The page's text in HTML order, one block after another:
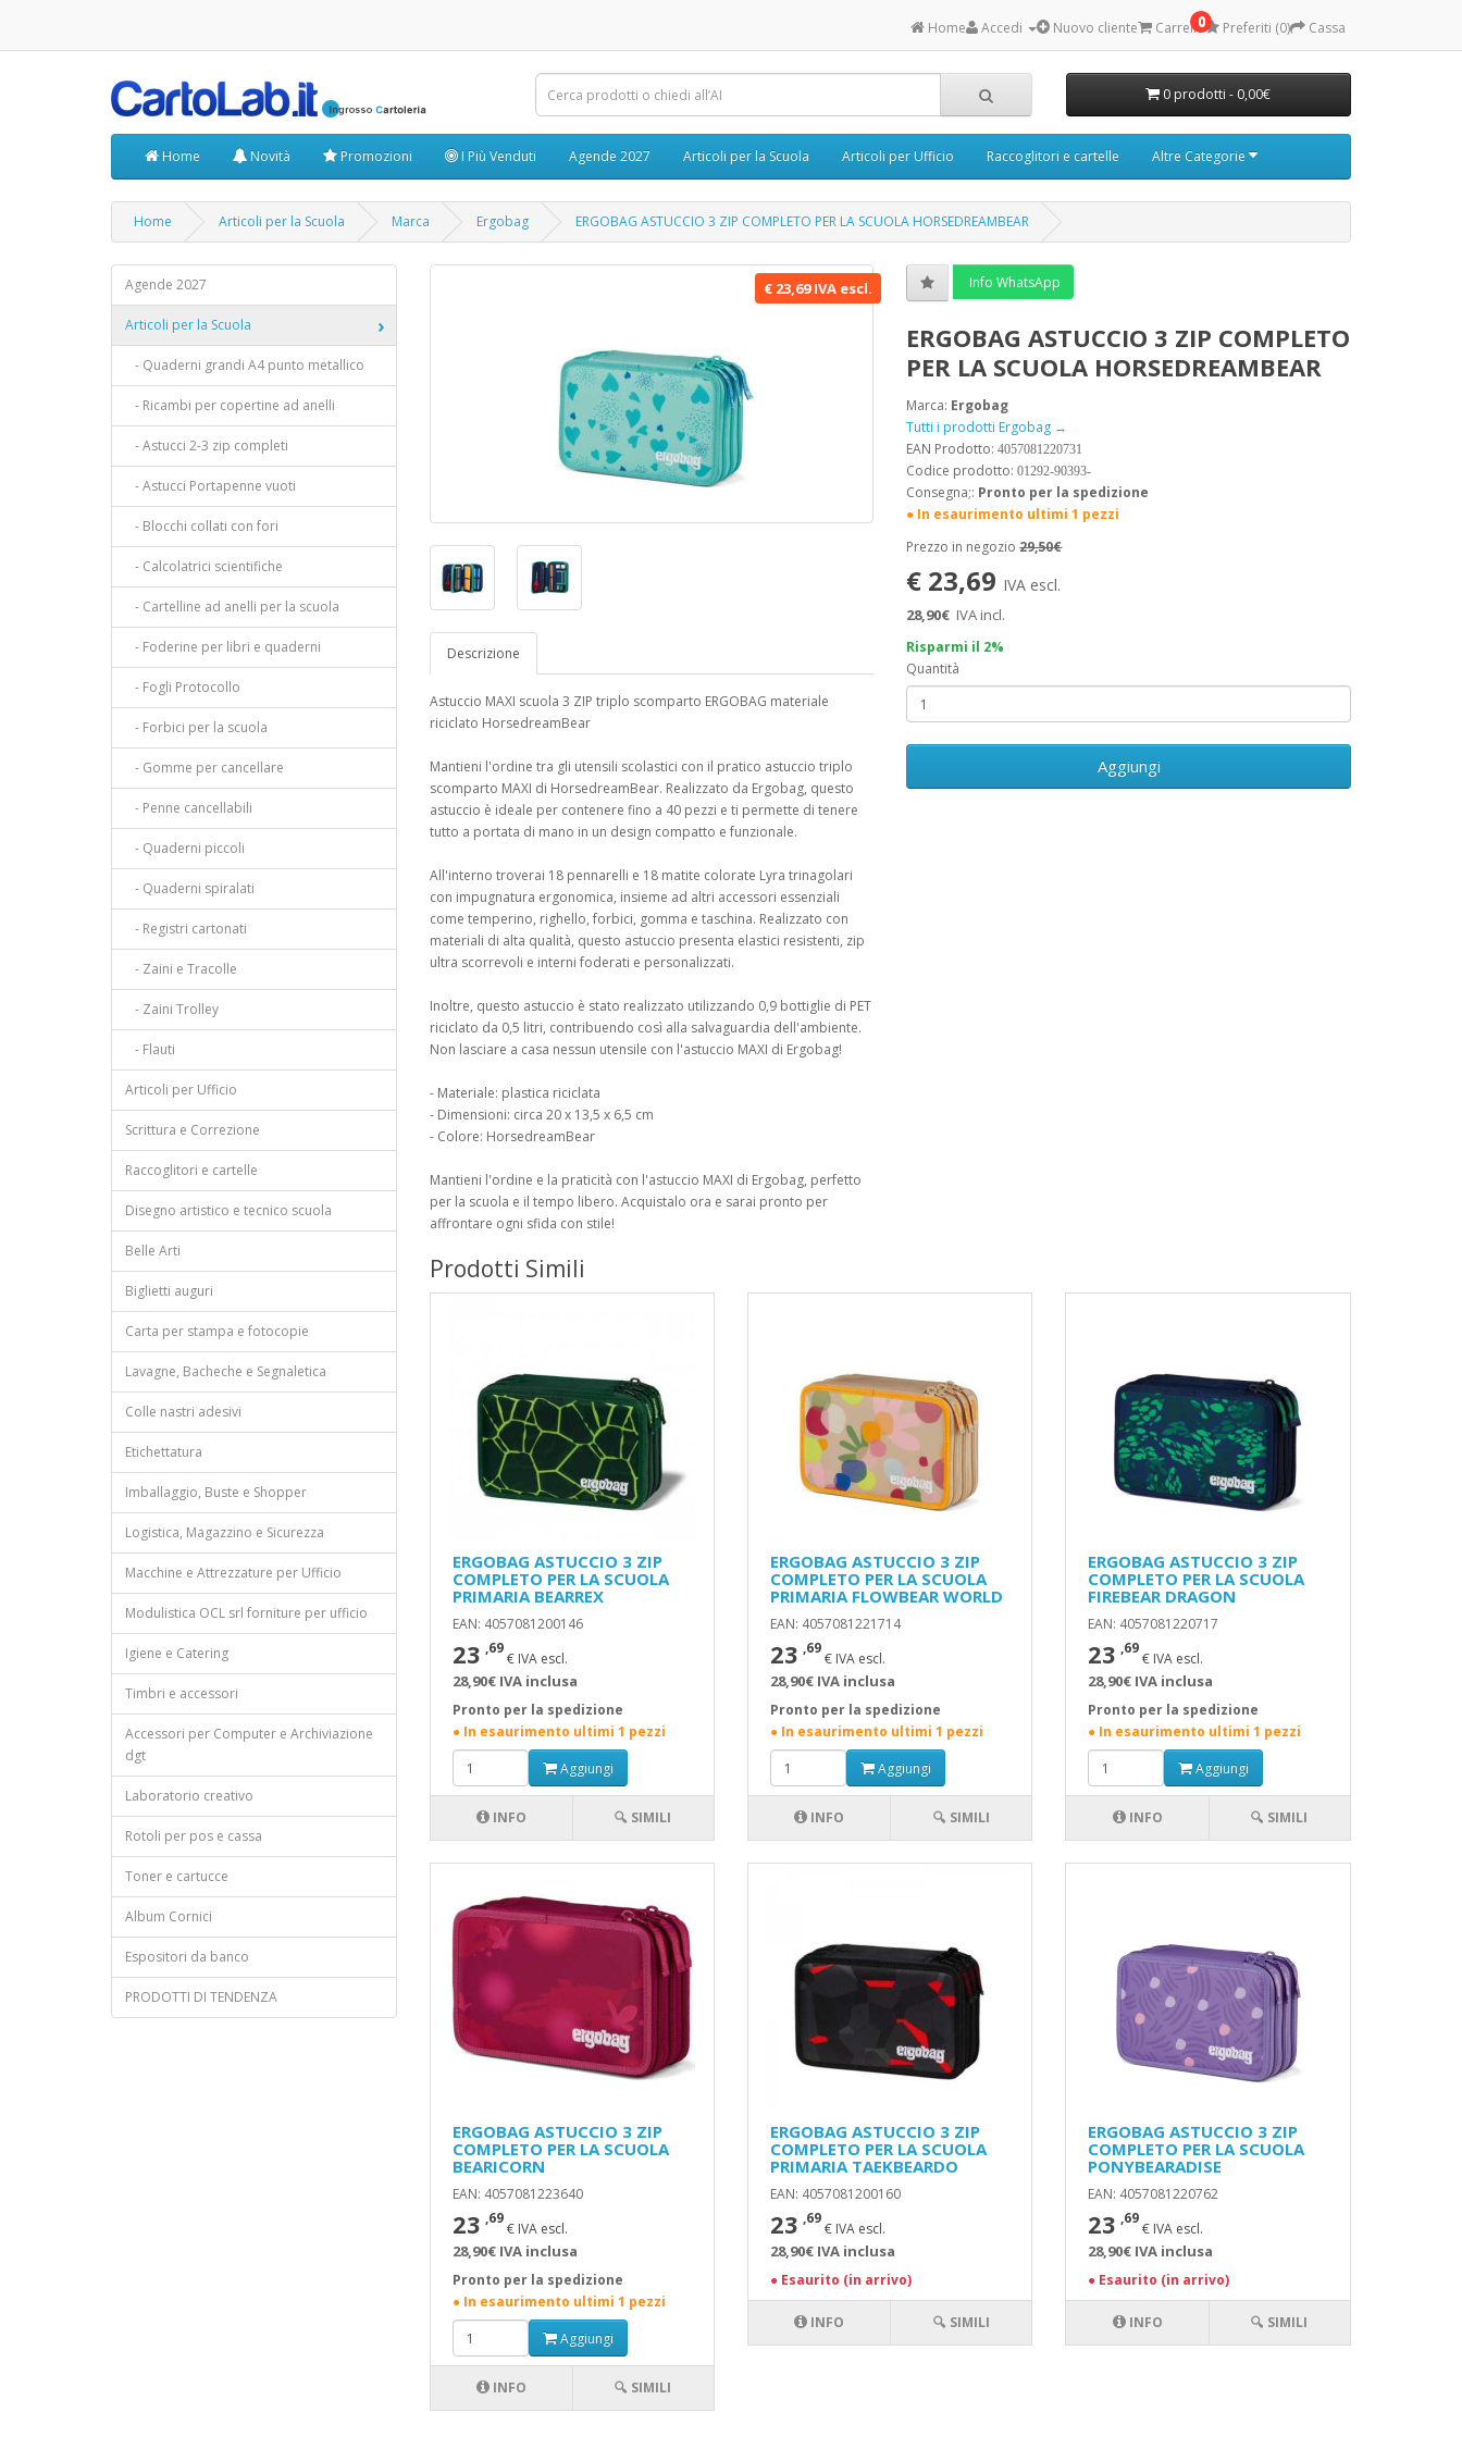
Home Accedi Nuovo cliente 0
Carrello Preferiti (0) Cassa
0 prodotti - 0,00€
Home Novità Promozioni I Più Venduti Agende 2027 Articoli per la Scuola Articoli per Ufficio Raccoglitori e cartelle Altre Categorie
Home Articoli per la Scuola Marca Ergobag ERGOBAG ASTUCCIO 3 ZIP COMPLETO PER LA SCUOLA HORSEDREAMBEAR
Agende 2027
Articoli per la Scuola
- Quaderni grandi A4 punto metallico
- Ricambi per copertine ad anelli
- Astucci 2-3 zip completi
- Astucci Portapenne vuoti
- Blocchi collati con fori
- Calcolatrici scientifiche
- Cartelline ad anelli per la scuola
- Foderine per libri e quaderni
- Fogli Protocollo
- Forbici per la scuola
- Gomme per cancellare
- Penne cancellabili
- Quaderni piccoli
- Quaderni spiralati
- Registri cartonati
- Zaini e Tracolle
- Zaini Trolley
- Flauti
Articoli per Ufficio
Scrittura e Correzione
Raccoglitori e cartelle
Disegno artistico e tecnico scuola
Belle Arti
Biglietti auguri
Carta per stampa e fotocopie
Lavagne, Bacheche e Segnaletica
Colle nastri adesivi
Etichettatura
Imballaggio, Buste e Shopper
Logistica, Magazzino e Sicurezza
Macchine e Attrezzature per Ufficio
Modulistica OCL srl forniture per ufficio
Igiene e Catering
Timbri e accessori
Accessori per Computer e Archiviazione
dgt
Laboratorio creativo
Rotoli per pos e cassa
Toner e cartucce
Album Cornici
Espositori da banco
PRODOTTI DI TENDENZA
€ 23,69 IVA escl.
Descrizione
Astuccio MAXI scuola 3 ZIP triplo scomparto ERGOBAG materiale
riciclato HorsedreamBear
Mantieni l'ordine tra gli utensili scolastici con il pratico astuccio triplo
scomparto MAXI di HorsedreamBear. Realizzato da Ergobag, questo
astuccio è ideale per contenere fino a 40 pezzi e ti permette di tenere
tutto a portata di mano in un design compatto e funzionale.
All'interno troverai 18 pennarelli e 18 matite colorate Lyra trinagolari
con impugnatura ergonomica, insieme ad altri accessori essenziali
come temperino, righello, forbici, gomma e taschina. Realizzato con
materiali di alta qualità, questo astuccio presenta elastici resistenti, zip
ultra scorrevoli e interni foderati e personalizzati.
Inoltre, questo astuccio è stato realizzato utilizzando 0,9 bottiglie di PET
riciclato da 0,5 litri, contribuendo così alla salvaguardia dell'ambiente.
Non lasciare a casa nessun utensile con l'astuccio MAXI di Ergobag!
- Materiale: plastica riciclata
- Dimensioni: circa 20 x 13,5 x 6,5 cm
- Colore: HorsedreamBear
Mantieni l'ordine e la praticità con l'astuccio MAXI di Ergobag, perfetto
per la scuola e il tempo libero. Acquistalo ora e sarai pronto per
affrontare ogni sfida con stile!
Info WhatsApp
ERGOBAG ASTUCCIO 3 ZIP COMPLETO
PER LA SCUOLA HORSEDREAMBEAR
Marca: Ergobag
Tutti i prodotti Ergobag →
EAN Prodotto:4057081220731
Codice prodotto:01292-90393-
Consegna;: Pronto per la spedizione
● In esaurimento ultimi 1 pezzi
Prezzo in negozio29,50€
€ 23,69 IVA escl.
28,90€ IVA incl.
Risparmi il 2%
Quantità
Aggiungi
Prodotti Simili
ERGOBAG ASTUCCIO 3 ZIP
COMPLETO PER LA SCUOLA
PRIMARIA BEARREX
EAN: 4057081200146
23 ,69
€ IVA escl.
28,90€ IVA inclusa
Pronto per la spedizione
● In esaurimento ultimi 1 pezzi
Aggiungi
INFO 🔍 SIMILI
ERGOBAG ASTUCCIO 3 ZIP
COMPLETO PER LA SCUOLA
PRIMARIA FLOWBEAR WORLD
EAN: 4057081221714
23 ,69
€ IVA escl.
28,90€ IVA inclusa
Pronto per la spedizione
● In esaurimento ultimi 1 pezzi
Aggiungi
INFO 🔍 SIMILI
ERGOBAG ASTUCCIO 3 ZIP
COMPLETO PER LA SCUOLA
FIREBEAR DRAGON
EAN: 4057081220717
23 ,69
€ IVA escl.
28,90€ IVA inclusa
Pronto per la spedizione
● In esaurimento ultimi 1 pezzi
Aggiungi
INFO 🔍 SIMILI
ERGOBAG ASTUCCIO 3 ZIP
COMPLETO PER LA SCUOLA
BEARICORN
EAN: 4057081223640
23 ,69
€ IVA escl.
28,90€ IVA inclusa
Pronto per la spedizione
● In esaurimento ultimi 1 pezzi
Aggiungi
INFO 🔍 SIMILI
ERGOBAG ASTUCCIO 3 ZIP
COMPLETO PER LA SCUOLA
PRIMARIA TAEKBEARDO
EAN: 4057081200160
23 ,69
€ IVA escl.
28,90€ IVA inclusa
● Esaurito (in arrivo)
INFO 🔍 SIMILI
ERGOBAG ASTUCCIO 3 ZIP
COMPLETO PER LA SCUOLA
PONYBEARADISE
EAN: 4057081220762
23 ,69
€ IVA escl.
28,90€ IVA inclusa
● Esaurito (in arrivo)
INFO 🔍 SIMILI